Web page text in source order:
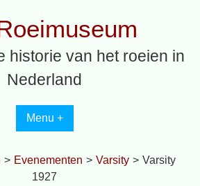
historie van het roeien in
Nederland
Menu +
> Evenementen > Varsity > Varsity
1927